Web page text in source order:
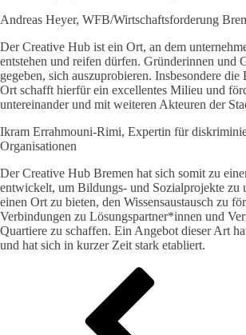
Andreas Heyer, WFB/Wirtschaftsforderung
Der Creative Hub ist ein Ort, an dem
entstehen und reifen dürfen. Gründerinnen und
gegeben, sich auszuprobieren. Insbesondere
Ort schafft hierfür ein excellentes Milieu und
untereinander und mit weiteren Akteuren der
Ikram Errahmouni-Rimi, Expertin für
Organisationen
Der Creative Hub Bremen hat sich somit zu
entwickelt, um Bildungs- und Sozialprojekte zu
einen Ort zu bieten, den Wissensaustausch zu
Verbindungen zu Lösungspartner*innen und
Quartiere zu schaffen. Ein Angebot dieser Art
und hat sich in kurzer Zeit stark etabliert.